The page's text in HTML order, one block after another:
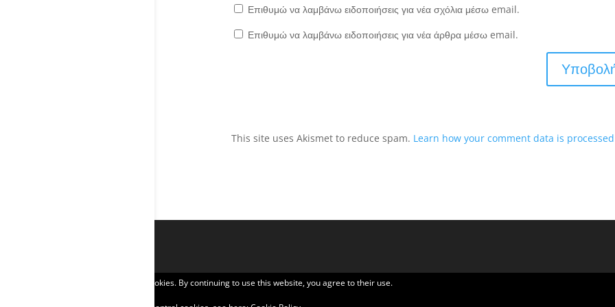
Επιθυμώ να λαμβάνω ειδοποιήσεις για νέα σχόλια μέσω email.
Επιθυμώ να λαμβάνω ειδοποιήσεις για νέα άρθρα μέσω email.
This site uses Akismet to reduce spam. Learn how your comment data is
Privacy & Cookies: This site uses cookies. By continuing to use this website, you agree to their use.